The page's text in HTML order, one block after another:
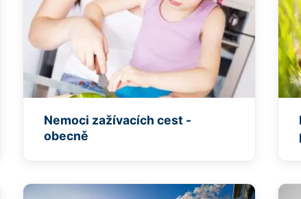
Nemoci zažívacích cest -
obecně